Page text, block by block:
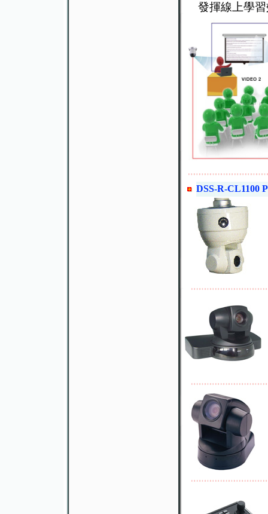
發揮線上學
DSS-R-CL1100